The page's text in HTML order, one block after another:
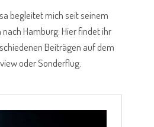
begleitet mich seit seinem
Hamburg. Hier findet ihr
Beiträgen auf dem
oder Sonderflug.